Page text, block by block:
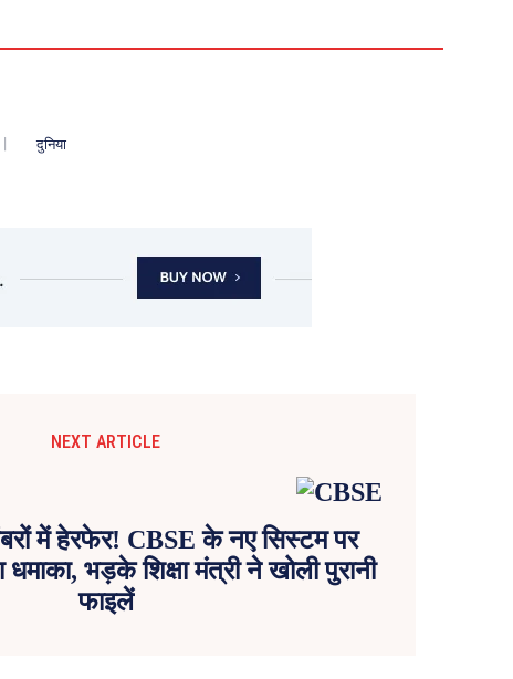
दुनिया
NEXT ARTICLE
में हेरफेर! CBSE के नए सिस्टम पर
धमाका, भड़के शिक्षा मंत्री ने खोली पुरानी
फाइलें